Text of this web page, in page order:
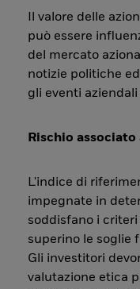
Il valore delle
può essere
del mercato
notizie politiche
gli eventi
Rischio
L'indice di
impegnate in
soddisfano i
superino le soglie
Gli investitori
valutazione etica